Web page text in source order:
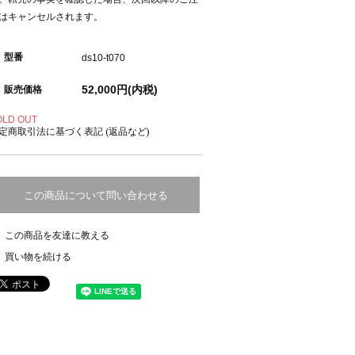
キャンセルされます。
型番 ds10-t070
販売価格 52,000円(内税)
OUT
商取引法に基づく表記 (返品など)
この商品について問い合わせる
この商品を友達に教える
買い物を続ける